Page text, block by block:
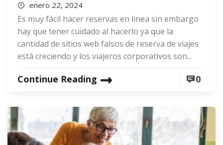
enero 22, 2024
Es muy fácil hacer reservas en linea sin embargo
hay que tener cuidado al hacerlo ya que la
cantidad de sitios web falsos de reserva de viajes
está creciendo y los viajeros corporativos son...
Continue Reading 0